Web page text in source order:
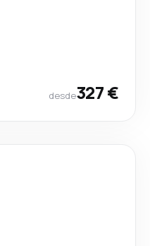
desde327 €